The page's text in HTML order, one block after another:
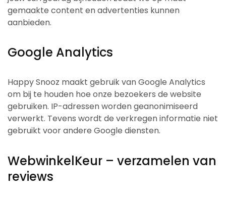
gemaakte content en advertenties kunnen
aanbieden.
Google Analytics
Happy Snooz maakt gebruik van Google Analytics
om bij te houden hoe onze bezoekers de website
gebruiken. IP-adressen worden geanonimiseerd
verwerkt. Tevens wordt de verkregen informatie niet
gebruikt voor andere Google diensten.
WebwinkelKeur – verzamelen van
reviews